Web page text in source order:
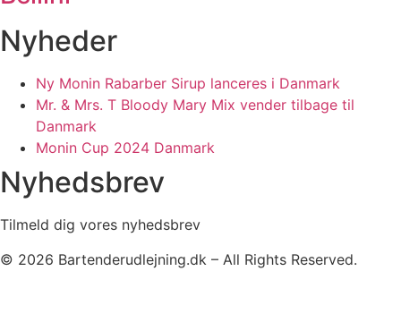
Nyheder
Ny Monin Rabarber Sirup lanceres i Danmark
Mr. & Mrs. T Bloody Mary Mix vender tilbage til
Danmark
Monin Cup 2024 Danmark
Nyhedsbrev
Tilmeld dig vores nyhedsbrev
© 2026 Bartenderudlejning.dk – All Rights Reserved.